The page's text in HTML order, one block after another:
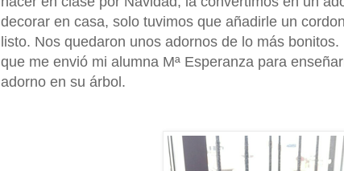
decorar en casa, solo tuvimos que añadirle un
listo. Nos quedaron unos adornos de lo más
que me envió mi alumna Mª Esperanza para
adorno en su árbol.